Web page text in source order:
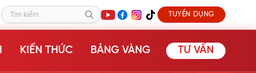
Tìm kiếm TUYỂN DỤNG
KIẾN THỨC BẢNG VÀNG TƯ VẤN